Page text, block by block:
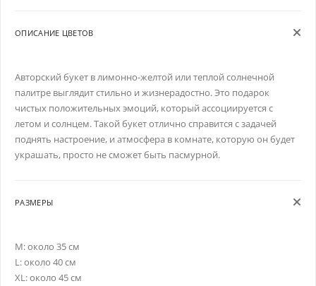
ОПИСАНИЕ ЦВЕТОВ
Авторский букет в лимонно-желтой или теплой солнечной
палитре выглядит стильно и жизнерадостно. Это подарок
чистых положительных эмоций, который ассоциируется с
летом и солнцем. Такой букет отлично справится с задачей
поднять настроение, и атмосфера в комнате, которую он будет
украшать, просто не сможет быть пасмурной.
РАЗМЕРЫ
M: около 35 см
L: около 40 см
XL: около 45 см